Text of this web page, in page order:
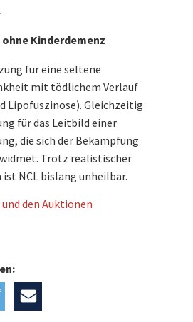
Kinderdemenz
für eine seltene
mit tödlichem Verlauf
Lipofuszinose). Gleichzeitig
für das Leitbild einer
die sich der Bekämpfung
Trotz realistischer
NCL bislang unheilbar.
den Auktionen